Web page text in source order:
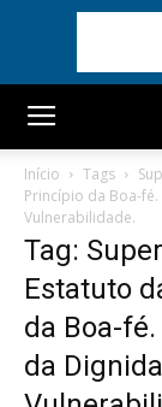
Início Tags
Princípio da Boa-
Vulnerabilidade.
Tag:
Estatuto
da Boa-
da